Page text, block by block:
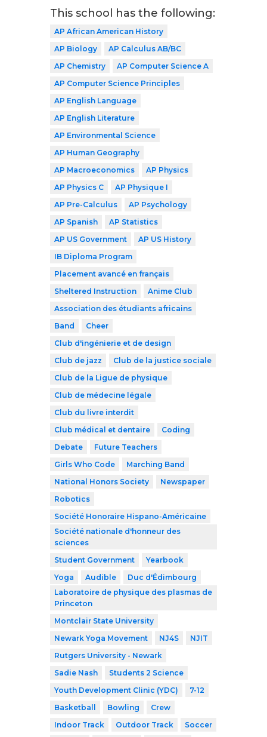
This school has the following:
AP African American History
AP Biology
AP Calculus AB/BC
AP Chemistry
AP Computer Science A
AP Computer Science Principles
AP English Language
AP English Literature
AP Environmental Science
AP Human Geography
AP Macroeconomics
AP Physics
AP Physics C
AP Physique I
AP Pre-Calculus
AP Psychology
AP Spanish
AP Statistics
AP US Government
AP US History
IB Diploma Program
Placement avancé en français
Sheltered Instruction
Anime Club
Association des étudiants africains
Band
Cheer
Club d'ingénierie et de design
Club de jazz
Club de la justice sociale
Club de la Ligue de physique
Club de médecine légale
Club du livre interdit
Club médical et dentaire
Coding
Debate
Future Teachers
Girls Who Code
Marching Band
National Honors Society
Newspaper
Robotics
Société Honoraire Hispano-Américaine
Société nationale d'honneur des
sciences
Student Government
Yearbook
Yoga
Audible
Duc d'Édimbourg
Laboratoire de physique des plasmas de
Princeton
Montclair State University
Newark Yoga Movement
NJ4S
NJIT
Rutgers University - Newark
Sadie Nash
Students 2 Science
Youth Development Clinic (YDC)
7-12
Basketball
Bowling
Crew
Indoor Track
Outdoor Track
Soccer